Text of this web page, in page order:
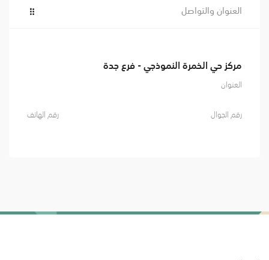
العنوان والتواصل
مركز حي الخمرة النموذجي - فرع جدة
العنوان
رقم الجوال
رقم الهاتف